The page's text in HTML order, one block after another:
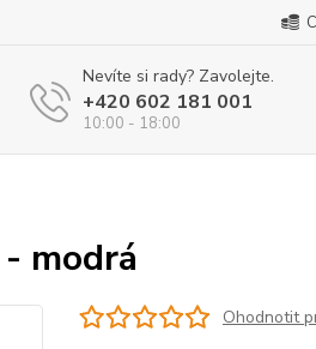
Nevíte si rady? Zavolejte.
+420 602 181 001
10:00 - 18:00
modrá
Ohodnotit